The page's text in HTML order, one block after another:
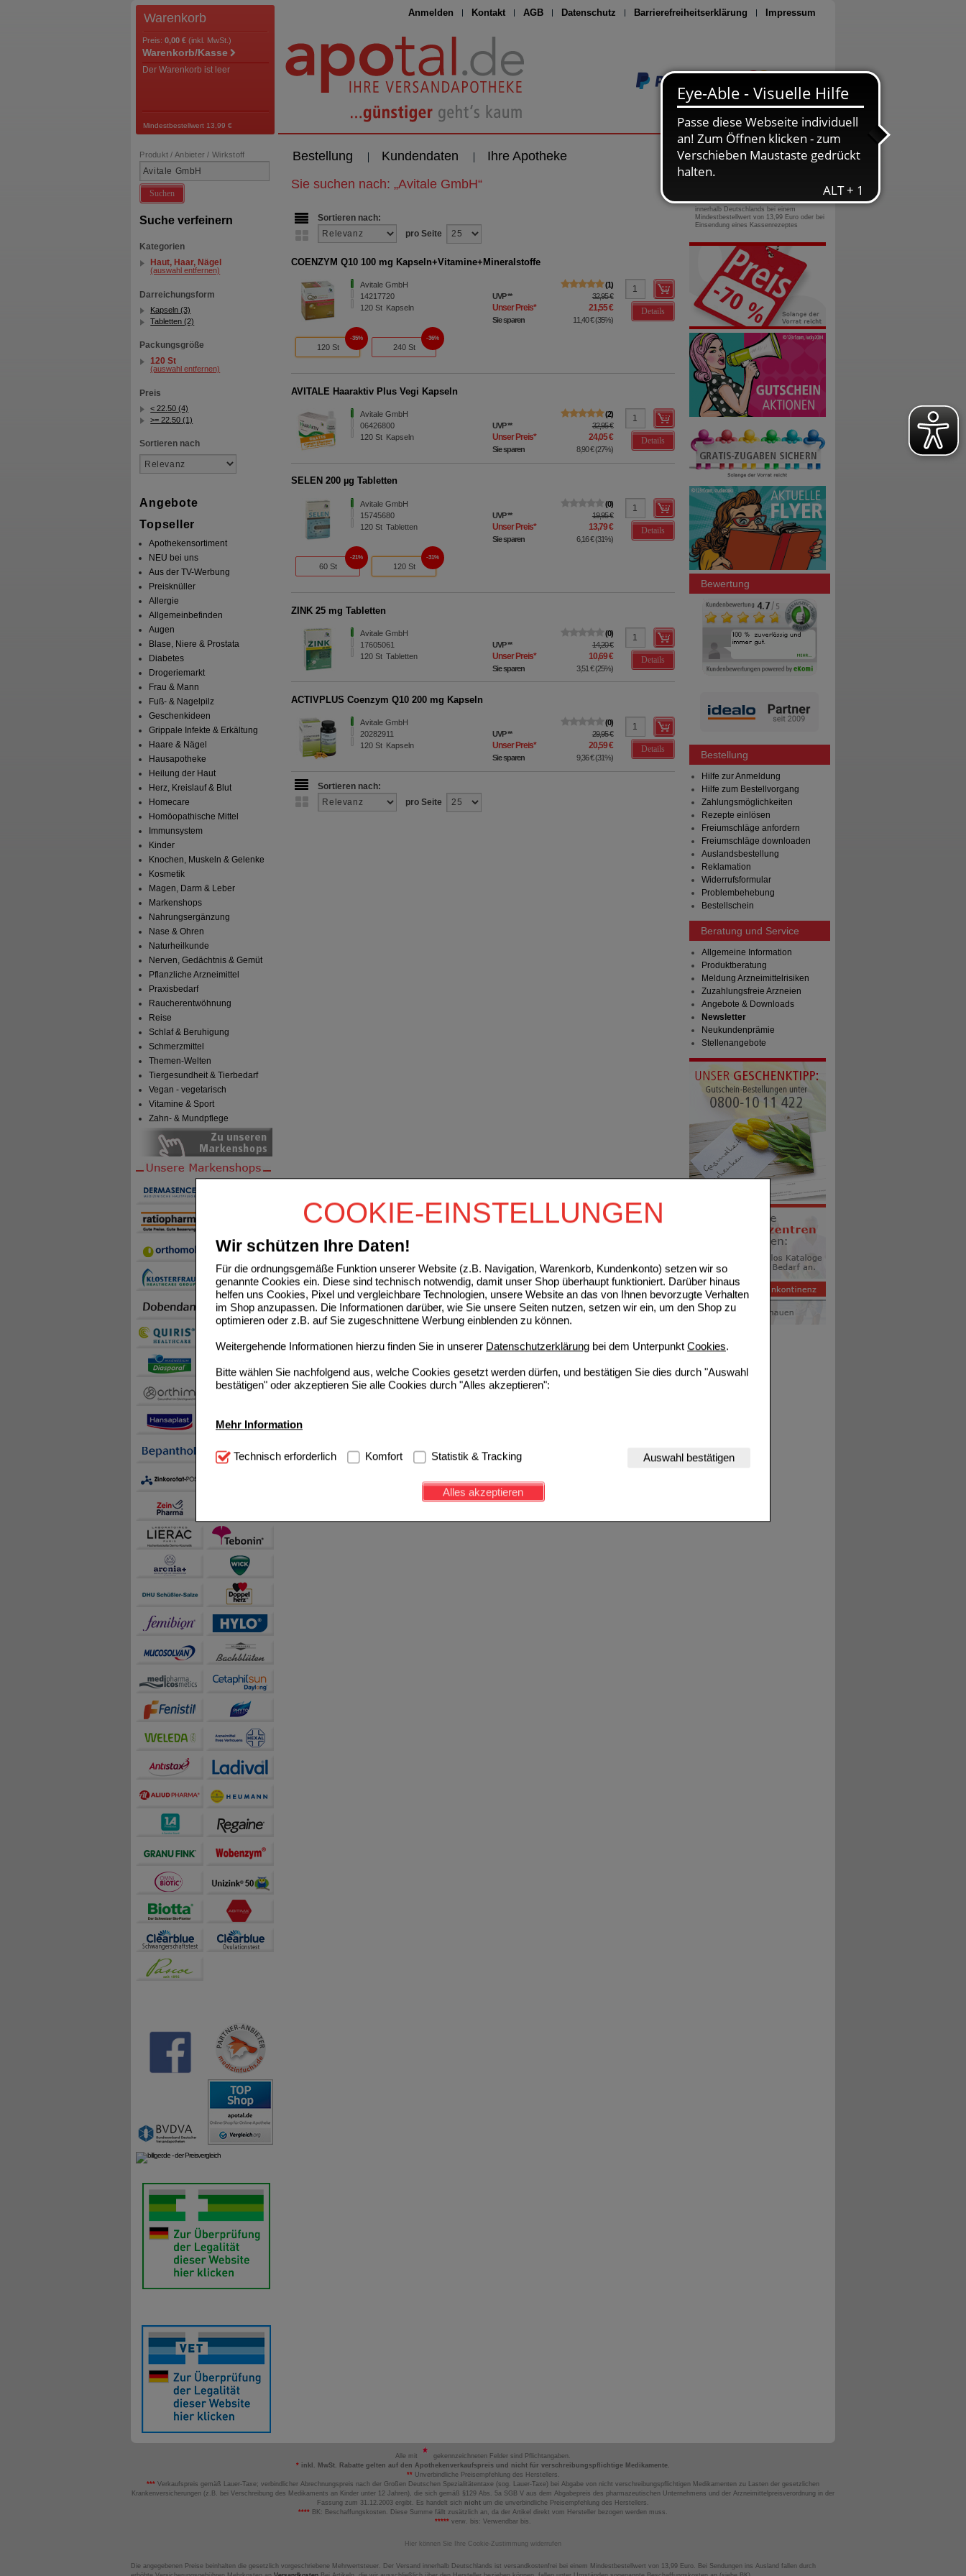
COOKIE-EINSTELLUNGEN
Wir schützen Ihre Daten!
Für die ordnungsgemäße Funktion unserer Website (z.B. Navigation, Warenkorb, Kundenkonto) setzen wir so
genannte Cookies ein. Diese sind technisch notwendig, damit unser Shop überhaupt funktioniert. Darüber hinaus
helfen uns Cookies, Pixel und vergleichbare Technologien, unsere Website an das von Ihnen bevorzugte Verhalten
im Shop anzupassen. Die Informationen darüber, wie Sie unsere Seiten nutzen, setzen wir ein, um den Shop zu
optimieren oder z.B. auf Sie zugeschnittene Werbung einblenden zu können.
Weitergehende Informationen hierzu finden Sie in unserer Datenschutzerklärung bei dem Unterpunkt Cookies.
Bitte wählen Sie nachfolgend aus, welche Cookies gesetzt werden dürfen, und bestätigen Sie dies durch "Auswahl
bestätigen" oder akzeptieren Sie alle Cookies durch "Alles akzeptieren":
Mehr Information
Technisch Notwendig: Hierbei handelt es sich um Cookies, die für die Grundfunktionen unserer Website
notwendig sind (z.B. Navigation, Warenkorb, Kundenkonto), weshalb auf diese nicht verzichtet werden kann.
Diese Cookies werden genutzt um das Einkaufserlebnis noch ansprechender zu gestalten,
beispielsweise für die Wiedererkennung des Besuchers oder unsere Seite an bevorzugte Verhaltensweisen (z.B.
Inhalte anzuzeigen und unser Partnerprogramm zu betreiben.
Statistik & Tracking:
sammeln, mit deren Hilfe wir unsere Website weiter für Sie optimieren können, den Inhalt auf unserer Website aber
auch die Werbung auf Drittseiten möglichst relevant für Sie zu gestalten. Bitte beachten Sie, dass Daten hierfür
teilweise an Dritte wie z.B. Google oder soziale Medien übertragen werden.
Technisch erforderlich Komfort Statistik & Tracking Auswahl bestätigen
Alles akzeptieren
Anmelden Kontakt AGB Datenschutz Barrierefreiheitserklärung Impressum
Seite drucken
Warenkorb
Preis: 0,00 € (inkl. MwSt.)
Warenkorb/Kasse
Der Warenkorb ist leer
Mindestbestellwert 13,99 €
Bestellung Kundendaten Ihre Apotheke
Produkt / Anbieter / Wirkstoff
Suchen
Suche verfeinern
Kategorien
Haut, Haar, Nägel
(auswahl entfernen)
Darreichungsform
Kapseln (3)
Tabletten (2)
Packungsgröße
120 St
(auswahl entfernen)
Preis
< 22.50 (4)
>= 22.50 (1)
Sortieren nach
Angebote
Topseller
Apothekensortiment
NEU bei uns
Aus der TV-Werbung
Preisknüller
Allergie
Allgemeinbefinden
Augen
Blase, Niere & Prostata
Diabetes
Drogeriemarkt
Frau & Mann
Fuß- & Nagelpilz
Geschenkideen
Grippale Infekte & Erkältung
Haare & Nägel
Hausapotheke
Heilung der Haut
Herz, Kreislauf & Blut
Homecare
Homöopathische Mittel
Immunsystem
Kinder
Knochen, Muskeln & Gelenke
Kosmetik
Magen, Darm & Leber
Markenshops
Nahrungsergänzung
Nase & Ohren
Naturheilkunde
Nerven, Gedächtnis & Gemüt
Pflanzliche Arzneimittel
Praxisbedarf
Raucherentwöhnung
Reise
Schlaf & Beruhigung
Schmerzmittel
Themen-Welten
Tiergesundheit & Tierbedarf
Vegan - vegetarisch
Vitamine & Sport
Zahn- & Mundpflege
Sie suchen nach: „Avitale GmbH“
Sortieren nach:
pro Seite
COENZYM Q10 100 mg Kapseln+Vitamine+Mineralstoffe
Avitale GmbH
14217720
120St Kapseln
1
UVP** 32,95 €
Unser Preis* 21,55 €
Sie sparen 11,40 €(35%)
Details
120 St
35%
240 St
36%
AVITALE Haaraktiv Plus Vegi Kapseln
Avitale GmbH
06426800
120St Kapseln
2
UVP** 32,95 €
Unser Preis* 24,05 €
Sie sparen 8,90 €(27%)
Details
SELEN 200 µg Tabletten
Avitale GmbH
15745680
120St Tabletten
0
UVP** 19,95 €
Unser Preis* 13,79 €
Sie sparen 6,16 €(31%)
Details
60 St
21%
120 St
31%
ZINK 25 mg Tabletten
Avitale GmbH
17605061
120St Tabletten
0
UVP** 14,20 €
Unser Preis* 10,69 €
Sie sparen 3,51 €(25%)
Details
ACTIVPLUS Coenzym Q10 200 mg Kapseln
Avitale GmbH
20282911
120St Kapseln
0
UVP** 29,95 €
Unser Preis* 20,59 €
Sie sparen 9,36 €(31%)
Details
Sortieren nach:
pro Seite
0800-10 11 422
gebührenfreie Rufnummer
innerhalb Deutschlands bei einem
Mindestbestellwert von 13,99 Euro oder bei
Einsendung eines Kassenrezeptes
Bewertung
Bestellung
Hilfe zur Anmeldung
Hilfe zum Bestellvorgang
Zahlungsmöglichkeiten
Rezepte einlösen
Freiumschläge anfordern
Freiumschläge downloaden
Auslandsbestellung
Reklamation
Widerrufsformular
Problembehebung
Bestellschein
Beratung und Service
Allgemeine Information
Produktberatung
Meldung Arzneimittelrisiken
Zuzahlungsfreie Arzneien
Angebote & Downloads
Newsletter
Neukundenprämie
Stellenangebote
Alle mit
gekennzeichneten Felder sind Pflichtangaben.
* inkl. MwSt. Rabatte gelten auf den Apothekenverkaufspreis und nicht für verschreibungspflichtige Medikamente.
**Unverbindliche Preisempfehlung des Herstellers.
*** Verkaufspreis gemäß Lauer-Taxe; verbindlicher Abrechnungspreis nach der Großen Deutschen Spezialitätentaxe (sog. Lauer-Taxe) bei Abgabe von nicht verschreibungspflichtigen Medikamenten zu Lasten der gesetzlichen
Krankenversicherungen (z.B. bei Verschreibung des Medikaments an Kinder unter 12 Jahren), die sich gemäß §129 Abs. 5a SGB V aus dem Abgabepreis des pharmazeutischen Unternehmens und der Arzneimittelpreisverordnung in der
Fassung zum 31.12.2003 ergibt. Es handelt sich nicht um die unverbindliche Preisempfehlung des Herstellers.
**** BK: Beschaffungskosten. Diese Summe fällt zusätzlich an, da der Artikel direkt vom Hersteller bezogen werden muss.
***** verw. bis: Verwendbar bis.
Hier können Sie Ihre Cookie-Zustimmung widerrufen
Die angegebenen Preise beinhalten die gesetzlich vorgeschriebene Mehrwertsteuer. Der Versand innerhalb Deutschlands ist versandkostenfrei bei einem Mindestbestellwert von 13,99 Euro. Bei Sendungen ins Ausland fallen durch